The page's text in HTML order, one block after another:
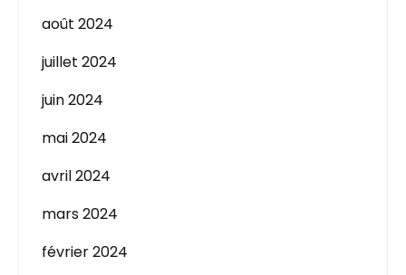
août 2024
juillet 2024
juin 2024
mai 2024
avril 2024
mars 2024
février 2024